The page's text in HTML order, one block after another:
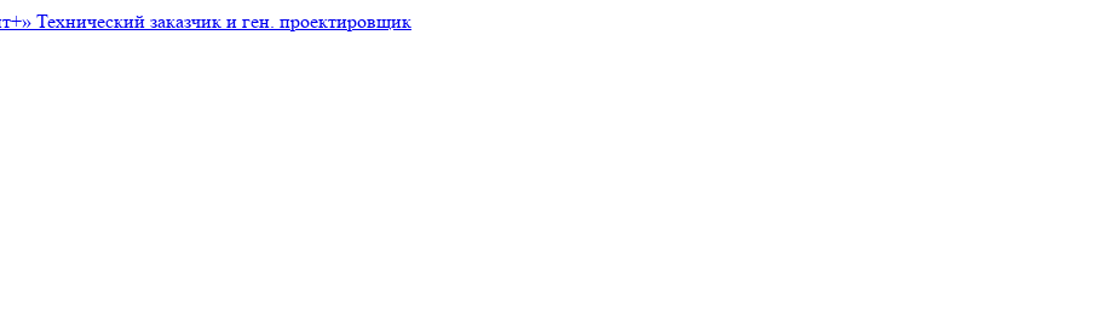
Технический заказчик и ген. проектировщик